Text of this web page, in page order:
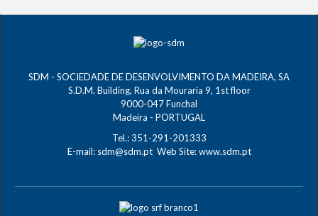
SDM - SOCIEDADE DE DESENVOLVIMENTO DA MADEIRA, SA
S.D.M. Building, Rua da Mouraria 9, 1st floor
9000-047 Funchal
Madeira - PORTUGAL
Tel.: 351-291-201333
E-mail: sdm@sdm.ptWeb Site:www.sdm.pt